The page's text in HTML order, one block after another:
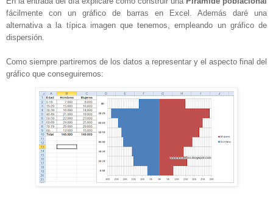
fácilmente con un gráfico de barras en Excel. Además daré una
alternativa a la típica imagen que tenemos, empleando un gráfico de
dispersión.
Como siempre partiremos de los datos a representar y el aspecto final del
gráfico que conseguiremos: